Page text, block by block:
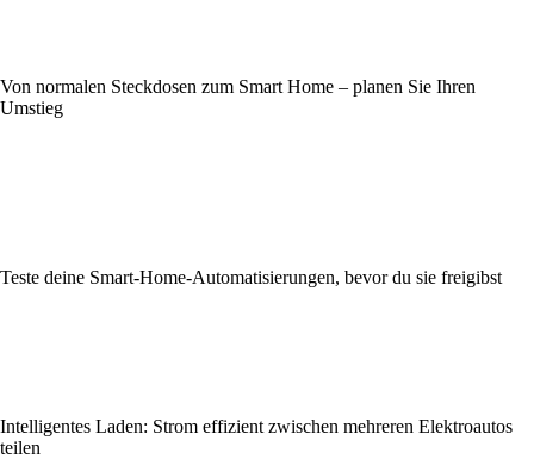
Von normalen Steckdosen zum Smart Home – planen Sie Ihren
Umstieg
Teste deine Smart-Home-Automatisierungen, bevor du sie freigibst
Intelligentes Laden: Strom effizient zwischen mehreren Elektroautos
teilen